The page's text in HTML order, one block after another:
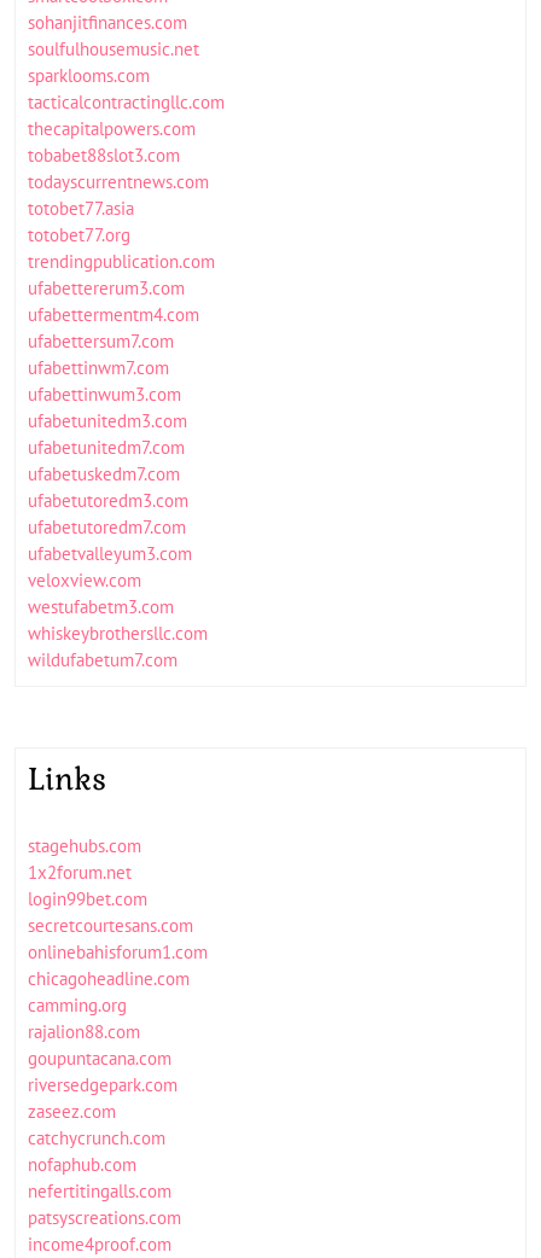
sohanjitfinances.com
soulfulhousemusic.net
sparklooms.com
tacticalcontractingllc.com
thecapitalpowers.com
tobabet88slot3.com
todayscurrentnews.com
totobet77.asia
totobet77.org
trendingpublication.com
ufabettererum3.com
ufabettermentm4.com
ufabettersum7.com
ufabettinwm7.com
ufabettinwum3.com
ufabetunitedm3.com
ufabetunitedm7.com
ufabetuskedm7.com
ufabetutoredm3.com
ufabetutoredm7.com
ufabetvalleyum3.com
veloxview.com
westufabetm3.com
whiskeybrothersllc.com
wildufabetum7.com
Links
stagehubs.com
1x2forum.net
login99bet.com
secretcourtesans.com
onlinebahisforum1.com
chicagoheadline.com
camming.org
rajalion88.com
goupuntacana.com
riversedgepark.com
zaseez.com
catchycrunch.com
nofaphub.com
nefertitingalls.com
patsyscreations.com
income4proof.com